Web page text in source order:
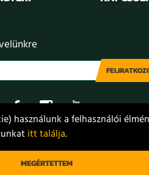
Projektek
Móricz Zsigmond Színház
használunk a felhasználói
itt találja.
MEGÉRTETTEM